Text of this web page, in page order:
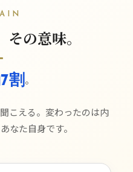
の意味。
割。
こえる。変わったのは内
なた自身です。